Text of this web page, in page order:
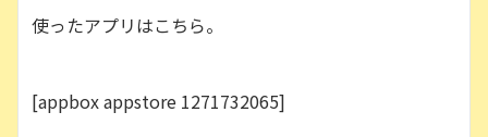
使ったアプリはこちら。
[appbox appstore 1271732065]